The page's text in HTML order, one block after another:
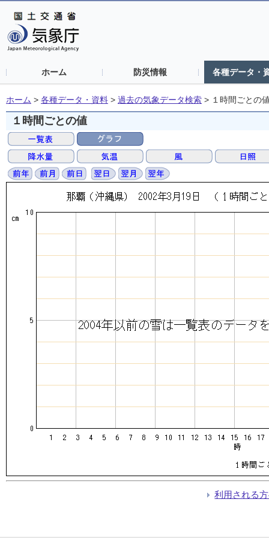
ホーム 防災情報 各種データ・
ホーム > 各種データ・資料 > 過去の気象データ検索 > １時間ごとの
１時間ごとの値
利用される